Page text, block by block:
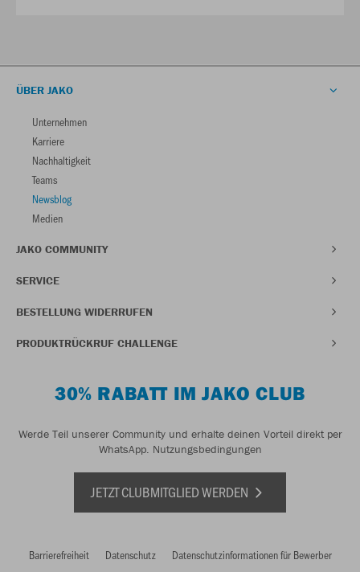
ÜBER JAKO
Unternehmen
Karriere
Nachhaltigkeit
Teams
Newsblog
Medien
JAKO COMMUNITY
SERVICE
BESTELLUNG WIDERRUFEN
PRODUKTRÜCKRUF CHALLENGE
30% RABATT IM JAKO CLUB
Werde Teil unserer Community und erhalte deinen Vorteil direkt per
WhatsApp. Nutzungsbedingungen
JETZT CLUBMITGLIED WERDEN
Barrierefreiheit Datenschutz
Datenschutzinformationen für Bewerber